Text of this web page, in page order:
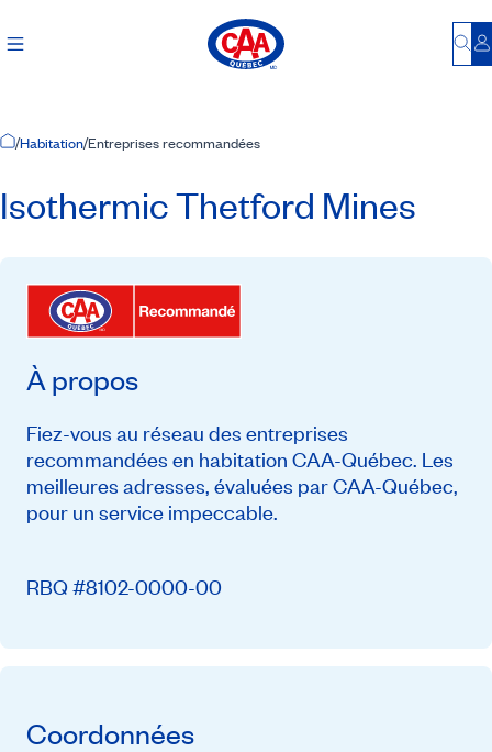
Accueil
/Habitation/Entreprises recommandées
Isothermic Thetford Mines
À propos
Fiez-vous au réseau des entreprises
recommandées en habitation CAA-Québec. Les
meilleures adresses, évaluées par CAA-Québec,
pour un service impeccable.
RBQ #8102-0000-00
Coordonnées